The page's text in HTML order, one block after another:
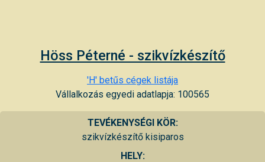
Höss Péterné - szikvízkészítő
'H' betűs cégek listája
Vállalkozás egyedi adatlapja: 100565
TEVÉKENYSÉGI KÖR:
szikvízkészítő kisiparos
HELY: